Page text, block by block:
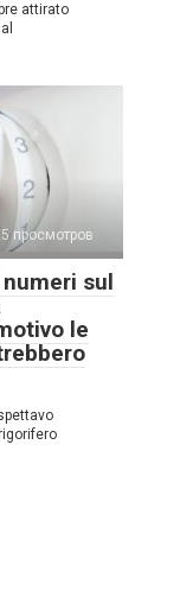
attirato
просмотров
sul
le